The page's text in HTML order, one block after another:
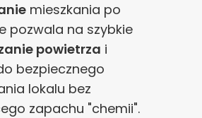
mieszkania po
pozwala na szybkie
powietrza i
bezpiecznego
lokalu bez
zapachu "chemii".